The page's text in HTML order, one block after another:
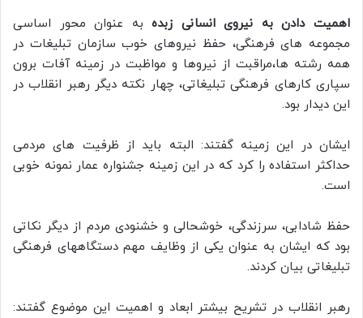
اهمیت دادن به نیروی انسانی زبدهبه عنوان محور اساسی
مجموعه های فرهنگی، حفظ نیروهای خوب سازمان تبلیغات در
همه رشته ها،‌مراقبت از نیروها و مواظبت در زمینه آفات برون
سپاری کارهای فرهنگی تبلیغاتی، چهار نکته دیگر رهبر انقلاب در
این دیدار بود.
ایشان در این زمینه گفتند: البته باید از ظرفیت های مردمی
حداکثر استفاده را کرد که در این زمینه جشنواره عمار نمونه خوبی
است.
حفظ شادابی، سرزندگی، خوشحالی و خشنودی مردم از دیگر نکاتی
بود که ایشان به عنوان یکی از وظایف مهم دستگاههای فرهنگی
تبلیغاتی بیان کردند.
رهبر انقلاب در تشریح بیشتر ابعاد و اهمیت این موضوع گفتند: